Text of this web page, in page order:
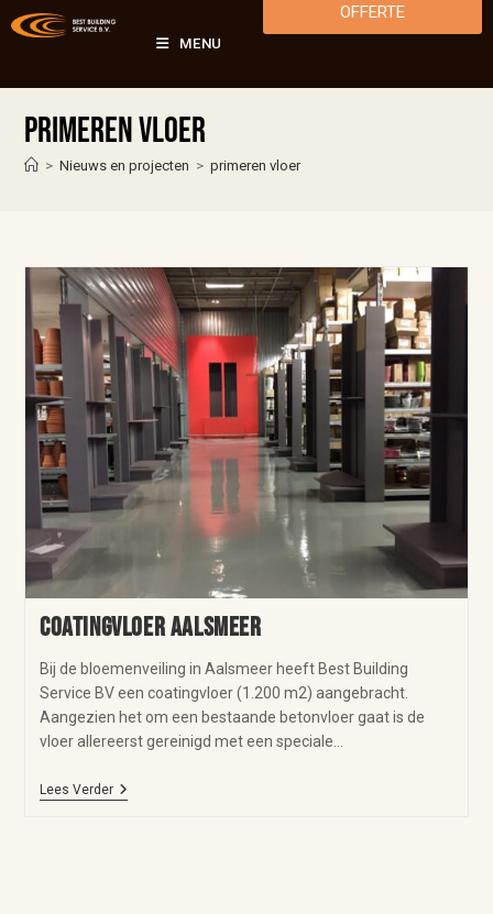
MENU
OFFERTE
primeren vloer
> Nieuws en projecten > primeren vloer
Coatingvloer Aalsmeer
Bij de bloemenveiling in Aalsmeer heeft Best Building
Service BV een coatingvloer (1.200 m2) aangebracht.
Aangezien het om een bestaande betonvloer gaat is de
vloer allereerst gereinigd met een speciale…
Lees Verder